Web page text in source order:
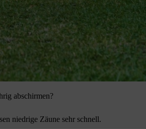
Fragen helfen Ihnen, die passenden
steht er im Halbschatten oder völlig im
abschirmen?
niedrige Zäune sehr schnell.